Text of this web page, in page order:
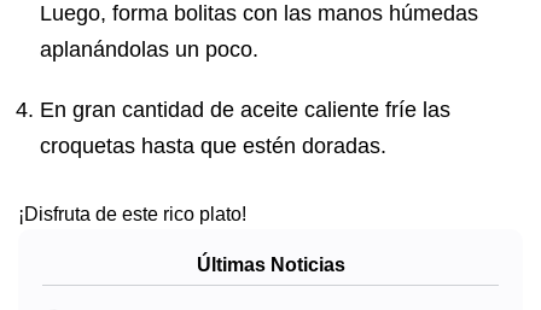
Luego, forma bolitas con las manos húmedas
aplanándolas un poco.
En gran cantidad de aceite caliente fríe las
croquetas hasta que estén doradas.
¡Disfruta de este rico plato!
Últimas Noticias